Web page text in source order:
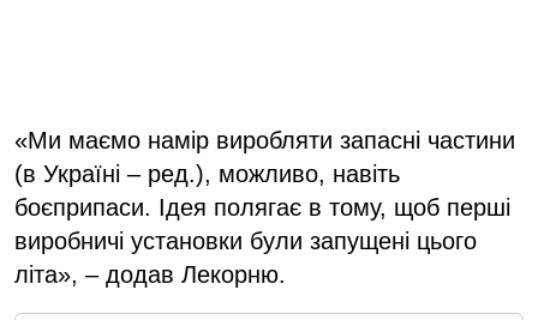
«Ми маємо намір виробляти запасні частини
(в Україні – ред.), можливо, навіть
боєприпаси. Ідея полягає в тому, щоб перші
виробничі установки були запущені цього
літа», – додав Лекорню.